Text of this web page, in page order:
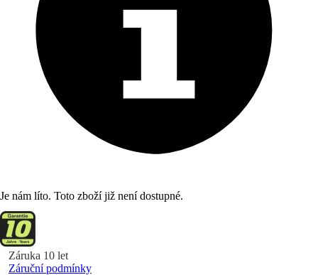
Je nám líto. Toto zboží již není dostupné.
Záruka 10 let
Záruční podmínky